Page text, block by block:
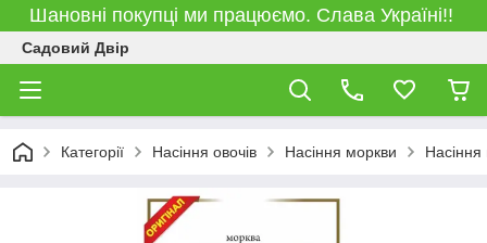
Шановні покупці ми працюємо. Слава Україні!!
Садовий Двір
Категорії Насіння овочів Насіння моркви